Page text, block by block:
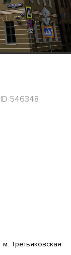
ID 546348
м. Третьяковская